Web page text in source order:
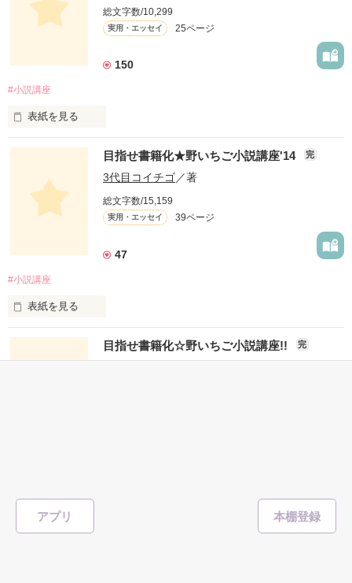
アプリ
総文字数/10,299
実用・エッセイ 25ページ
150
#小説講座
表紙を見る
こんにちは☆
野いちご編集部です(*^^*)
「もっともっと、上手に書けるようになりた～い！」
「書籍化ってどうやったら声がかかるの？」
『小説お悩み相談室』を開設しました(*^^*)
事前に募集していたみなさんの小説のお悩みに答えています☆
ぜひのぞいてみてね♪
作品を読む
目指せ書籍化★野いちご小説講座'14 完
3代目コイチゴ／著
総文字数/15,159
実用・エッセイ 39ページ
47
#小説講座
表紙を見る
編集部さんを直撃しちゃうよ☆
コイチゴと一緒に
目指せ書籍化☆野いちご小説講座!! 完
表紙を見る